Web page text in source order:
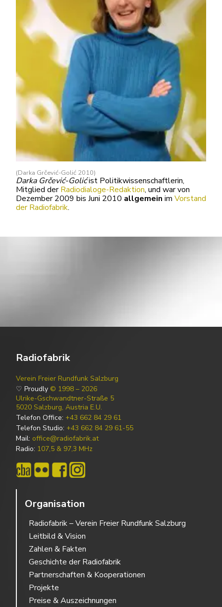
(Darka Grčević-Golić 2010)
Darka Grčević-Golićist Politikwissenschaftlerin,
Mitglied derRadiodialoge-Redaktion, und war von
Dezember 2009 bis Juni 2010 allgemein im Vorstand
der Radiofabrik.
Radiofabrik
Verein Freier Rundfunk Salzburg
♡ Proudly © 1998 – 2026
Ulrike-Gschwandtner-Straße 5
5020 Salzburg, Austria E.U.
Telefon Office: +43 662 84 29 61
Telefon Studio: +43 662 84 29 61-55
Mail: office@radiofabrik.at
Radio: 107,5 & 97,3 MHz
Organisation
Radiofabrik – Verein Freier Rundfunk Salzburg
Leitbild & Vision
Zahlen & Fakten
Geschichte der Radiofabrik
Partnerschaften & Kooperationen
Projekte
Preise & Auszeichnungen